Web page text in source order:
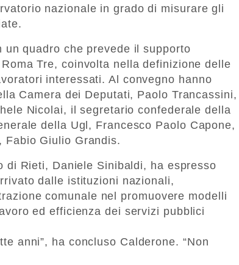
nazionale in grado di misurare gli
un quadro che prevede il supporto
Tre, coinvolta nella definizione delle
interessati. Al convegno hanno
Camera dei Deputati, Paolo Trancassini,
Nicolai, il segretario confederale della
della Ugl, Francesco Paolo Capone,
Fabio Giulio Grandis.
Rieti, Daniele Sinibaldi, ha espresso
dalle istituzioni nazionali,
comunale nel promuovere modelli
ed efficienza dei servizi pubblici
anni”, ha concluso Calderone. “Non